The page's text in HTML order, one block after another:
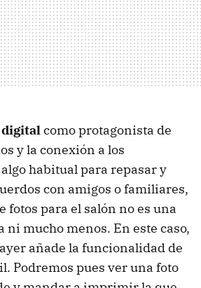
como protagonista de
y la conexión a los
habitual para repasar y
con amigos o familiares,
fotos para el salón no es una
ni mucho menos. En este caso,
añade la funcionalidad de
Podremos pues ver una foto